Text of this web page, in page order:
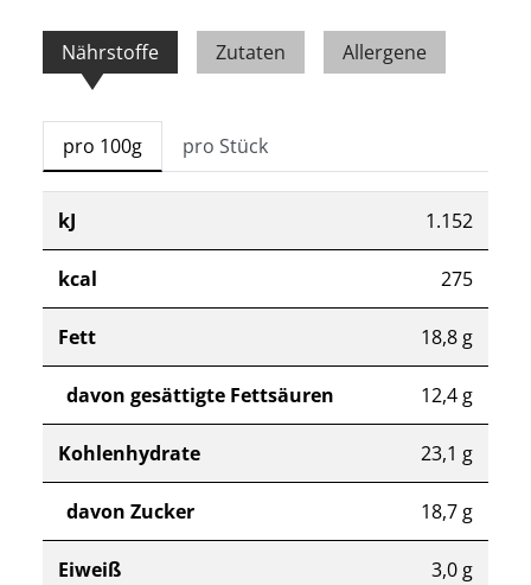
Nährstoffe Zutaten Allergene
pro 100g pro Stück
kJ 1.152
kcal 275
Fett 18,8 g
davon gesättigte Fettsäuren 12,4 g
Kohlenhydrate 23,1 g
davon Zucker 18,7 g
Eiweiß 3,0 g